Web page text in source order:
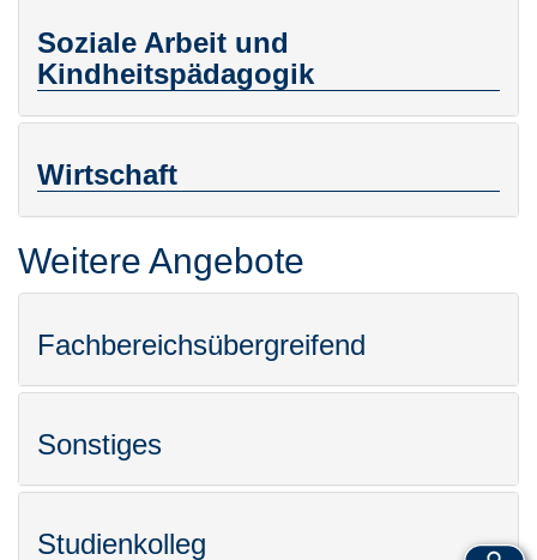
Soziale Arbeit und
Kindheitspädagogik
Wirtschaft
Weitere Angebote
Fachbereichsübergreifend
Sonstiges
Studienkolleg